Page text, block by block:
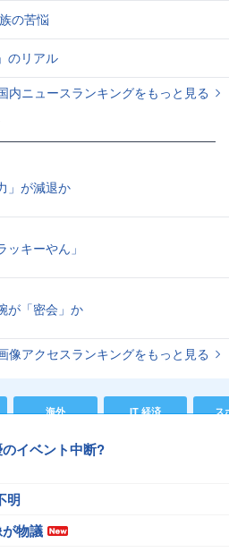
の苦悩
のリアル
内ニュースランキングをもっと見る
」が減退か
キーやん」
が「密会」か
像アクセスランキングをもっと見る
海外 IT 経済 ス
イベント中断?
明
物議